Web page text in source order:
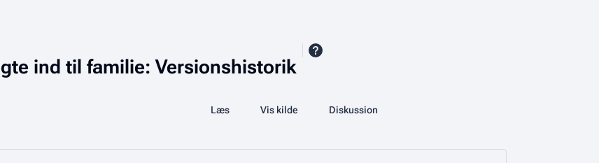
ind til familie: Versionshistorik
Visninger
Læs Vis kilde
Se historik associated-pages
Database
Diskussion